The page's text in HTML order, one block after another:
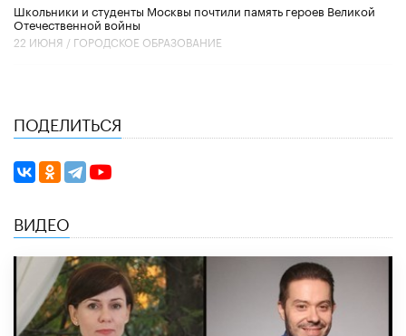
Школьники и студенты Москвы почтили память героев Великой
Отечественной войны
22 ИЮНЯ / ГОРОДСКОЕ ОБРАЗОВАНИЕ
ПОДЕЛИТЬСЯ
ВИДЕО